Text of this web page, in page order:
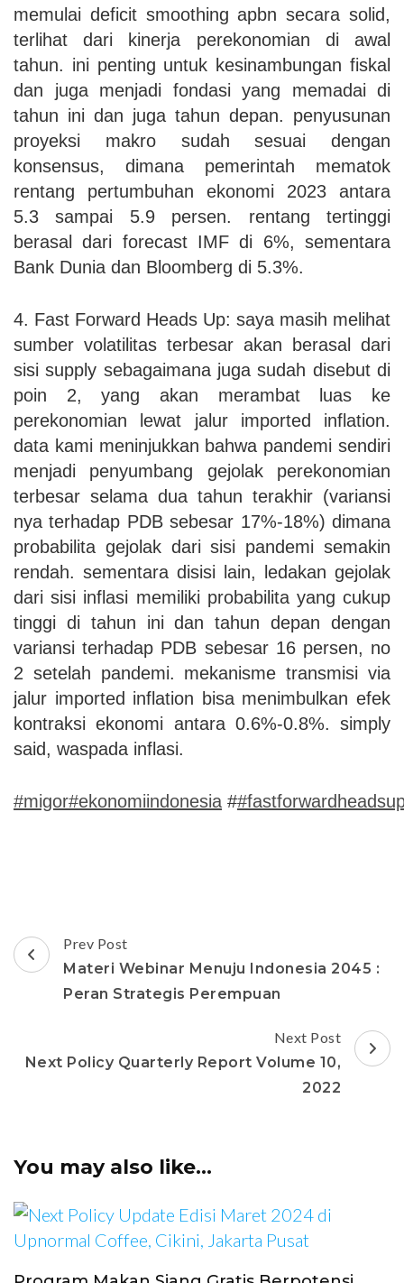
memulai deficit smoothing apbn secara solid,
terlihat dari kinerja perekonomian di awal
tahun. ini penting untuk kesinambungan fiskal
dan juga menjadi fondasi yang memadai di
tahun ini dan juga tahun depan. penyusunan
proyeksi makro sudah sesuai dengan
konsensus, dimana pemerintah mematok
rentang pertumbuhan ekonomi 2023 antara
5.3 sampai 5.9 persen. rentang tertinggi
berasal dari forecast IMF di 6%, sementara
Bank Dunia dan Bloomberg di 5.3%.
4. Fast Forward Heads Up: saya masih melihat
sumber volatilitas terbesar akan berasal dari
sisi supply sebagaimana juga sudah disebut di
poin 2, yang akan merambat luas ke
perekonomian lewat jalur imported inflation.
data kami meninjukkan bahwa pandemi sendiri
menjadi penyumbang gejolak perekonomian
terbesar selama dua tahun terakhir (variansi
nya terhadap PDB sebesar 17%-18%) dimana
probabilita gejolak dari sisi pandemi semakin
rendah. sementara disisi lain, ledakan gejolak
dari sisi inflasi memiliki probabilita yang cukup
tinggi di tahun ini dan tahun depan dengan
variansi terhadap PDB sebesar 16 persen, no
2 setelah pandemi. mekanisme transmisi via
jalur imported inflation bisa menimbulkan efek
kontraksi ekonomi antara 0.6%-0.8%. simply
said, waspada inflasi.
#migor#ekonomiindonesia #
Post
Navigation
Prev Post
Materi Webinar Menuju Indonesia 2045 :
Peran Strategis Perempuan
Next Post
Next Policy Quarterly Report Volume 10,
2022
You may also like...